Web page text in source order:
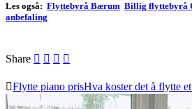
Les også: Flyttebyrå Bærum Billig flyttebyrå
anbefaling
Share
Flytte piano prisHva koster det å flytte